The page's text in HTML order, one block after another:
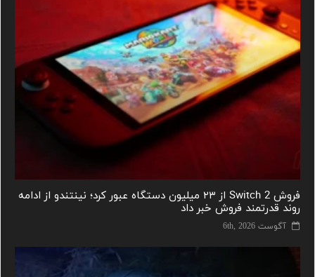
فروش Switch 2 از ۲۳ میلیون دستگاه عبور کرد؛ نینتندو از ادامه
روند قدرتمند فروش خبر داد
آگوست 6th, 2026